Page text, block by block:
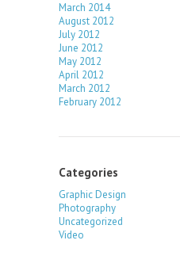
March 2014
August 2012
July 2012
June 2012
May 2012
April 2012
March 2012
February 2012
Categories
Graphic Design
Photography
Uncategorized
Video